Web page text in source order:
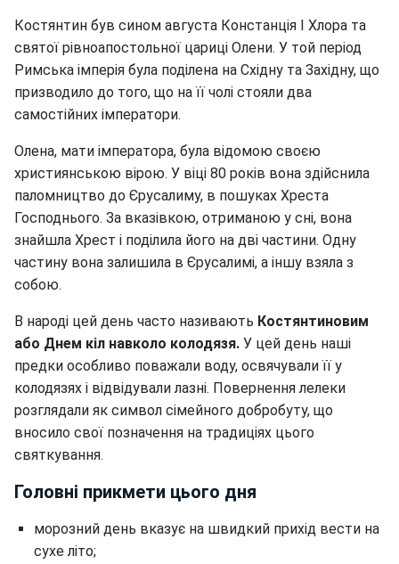
Костянтин був сином августа Констанція I Хлора та
святої рівноапостольної цариці Олени. У той період
Римська імперія була поділена на Східну та Західну, що
призводило до того, що на її чолі стояли два
самостійних імператори.
Олена, мати імператора, була відомою своєю
християнською вірою. У віці 80 років вона здійснила
паломництво до Єрусалиму, в пошуках Хреста
Господнього. За вказівкою, отриманою у сні, вона
знайшла Хрест і поділила його на дві частини. Одну
частину вона залишила в Єрусалимі, а іншу взяла з
собою.
В народі цей день часто називають Костянтиновим
або Днем кіл навколо колодязя. У цей день наші
предки особливо поважали воду, освячували її у
колодязях і відвідували лазні. Повернення лелеки
розглядали як символ сімейного добробуту, що
вносило свої позначення на традиціях цього
святкування.
Головні прикмети цього дня
морозний день вказує на швидкий прихід вести на
сухе літо;